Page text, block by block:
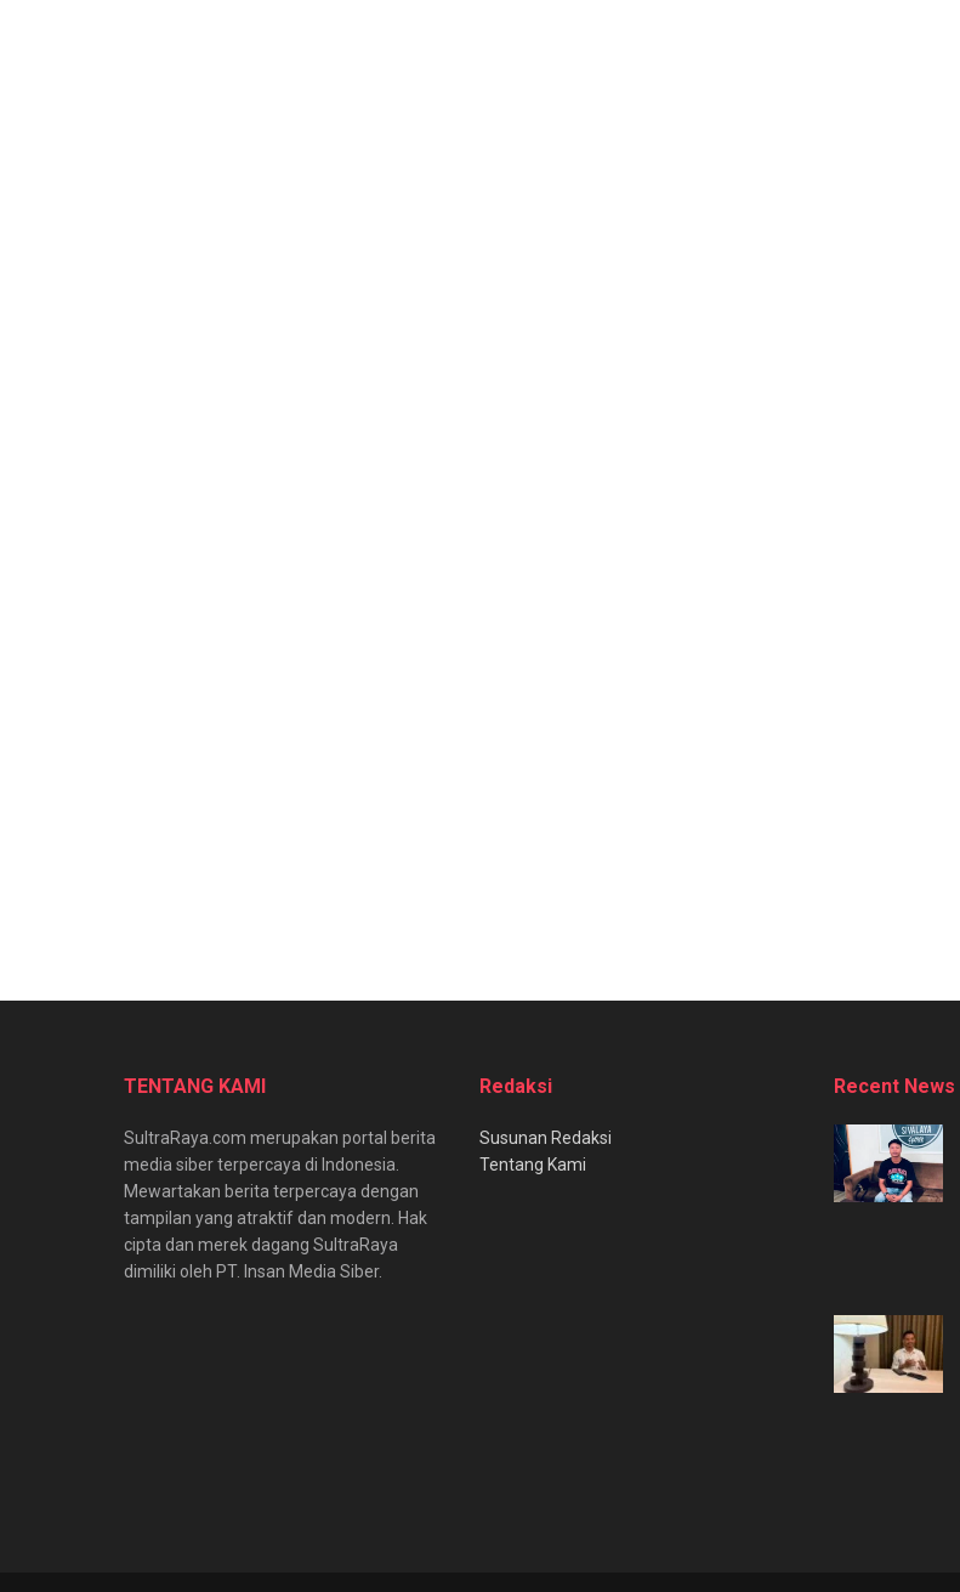
TENTANG KAMI
SultraRaya.com merupakan portal berita
media siber terpercaya di Indonesia.
Mewartakan berita terpercaya dengan
tampilan yang atraktif dan modern. Hak
cipta dan merek dagang SultraRaya
dimiliki oleh PT. Insan Media Siber.
Redaksi
Susunan Redaksi
Tentang Kami
Recent News